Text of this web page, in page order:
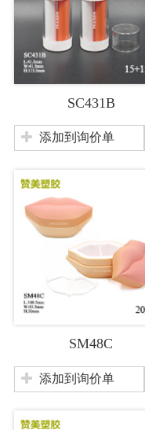
SC431B
添加到询价单
SM48C
添加到询价单